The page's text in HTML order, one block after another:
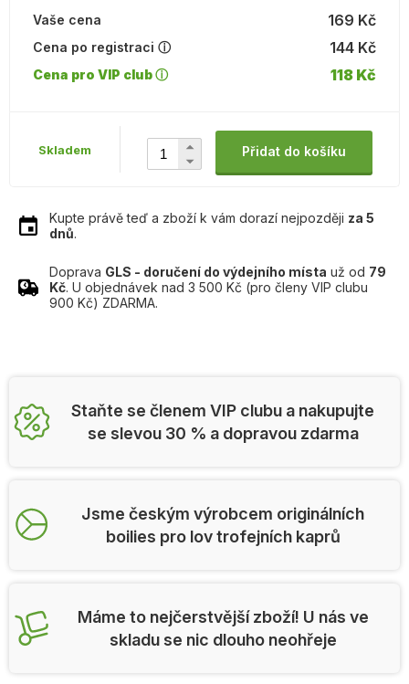
169 Kč
Vaše cena
Cena po registraci ⓘ
144 Kč
Cena pro VIP club ⓘ 118 Kč
Skladem Přidat do košíku
Kupte právě teď a zboží k vám dorazí nejpozději za 5
dnů.
Doprava GLS - doručení do výdejního místa už od 79
Kč. U objednávek nad 3 500 Kč (pro členy VIP clubu
900 Kč) ZDARMA.
Staňte se členem VIP clubu a nakupujte
se slevou 30 % a dopravou zdarma
Jsme českým výrobcem originálních
boilies pro lov trofejních kaprů
Máme to nejčerstvější zboží! U nás ve
skladu se nic dlouho neohřeje